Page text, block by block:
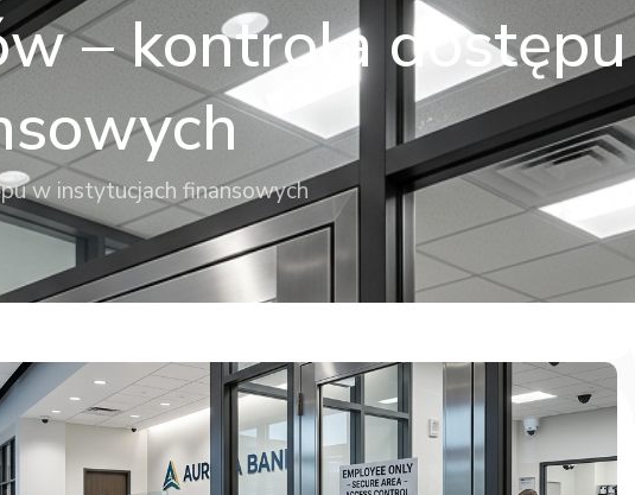
– kontrola dostępu
w instytucjach finansowych